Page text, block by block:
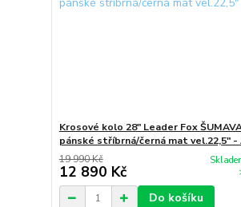
Krosové kolo 28" Leader Fox
pánské stříbrná/černá mat vel.22,5" -
19 990 Kč
12 890 Kč
Do košíku